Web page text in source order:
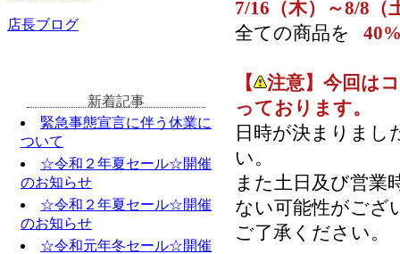
店長ブログ
新着記事
緊急事態宣言に伴う休業に
ついて
☆令和２年夏セール☆開催
のお知らせ
☆令和２年夏セール☆開催
のお知らせ
☆令和元年冬セール☆開催
7/16（木）～8/8（
全ての商品を
【
注意】今回は
っております。
日時が決まりまし
い。
また土日及び営業
ない可能性がござ
ご了承ください。